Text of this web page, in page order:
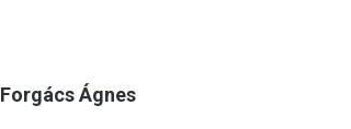
Forgács Ágnes